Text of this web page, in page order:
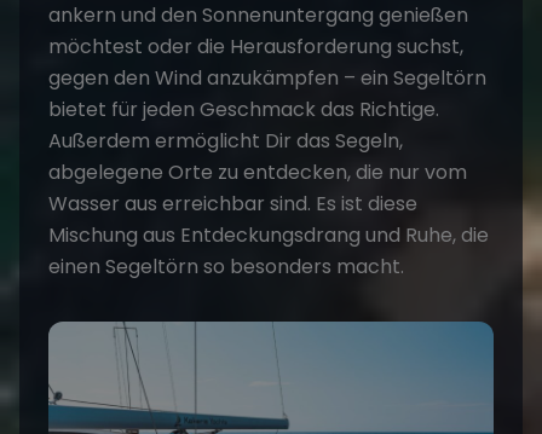
ankern und den Sonnenuntergang genießen
möchtest oder die Herausforderung suchst,
gegen den Wind anzukämpfen – ein Segeltörn
bietet für jeden Geschmack das Richtige.
Außerdem ermöglicht Dir das Segeln,
abgelegene Orte zu entdecken, die nur vom
Wasser aus erreichbar sind. Es ist diese
Mischung aus Entdeckungsdrang und Ruhe, die
einen Segeltörn so besonders macht.